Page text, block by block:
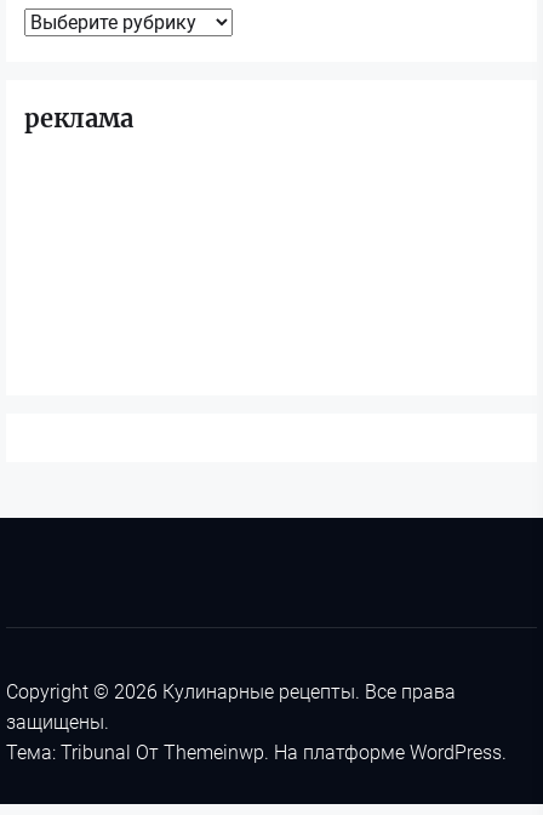
Рубрики
реклама
Copyright © 2026 Кулинарные рецепты. Все права
защищены.
Тема: Tribunal От Themeinwp. На платформе WordPress.